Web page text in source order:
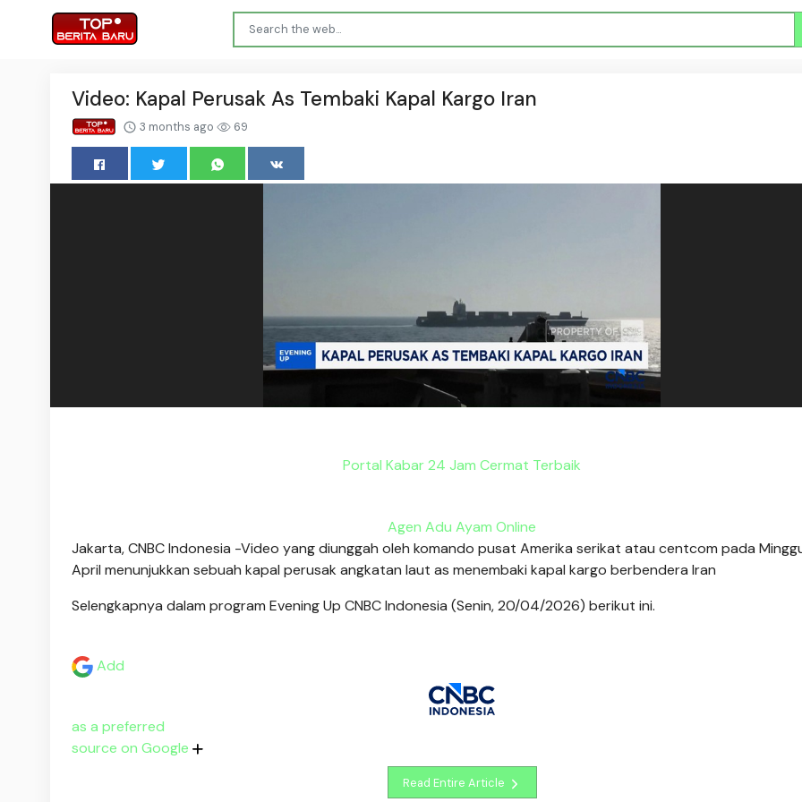
Video: Kapal Perusak As Tembaki Kapal Kargo Iran
3 months ago 69
Portal Kabar 24 Jam Cermat Terbaik
Agen Adu Ayam Online
Jakarta, CNBC Indonesia -Video yang diunggah oleh komando pusat Amerika serikat atau centcom pada
April menunjukkan sebuah kapal perusak angkatan laut as menembaki kapal kargo berbendera Iran
Selengkapnya dalam program Evening Up CNBC Indonesia (Senin, 20/04/2026) berikut ini.
Add
as a preferred
source on Google
Read Entire Article